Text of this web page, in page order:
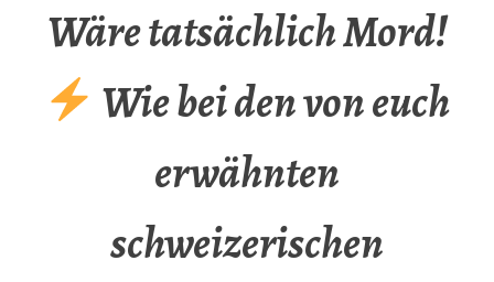
Wäre tatsächlich Mord!
Wie bei den von euch
erwähnten
schweizerischen